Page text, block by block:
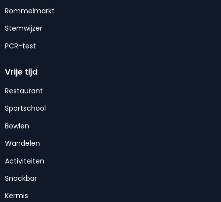
Rommelmarkt
Stemwijzer
PCR-test
Vrije tijd
Restaurant
Sportschool
Bowlen
Wandelen
Activiteiten
Snackbar
Kermis